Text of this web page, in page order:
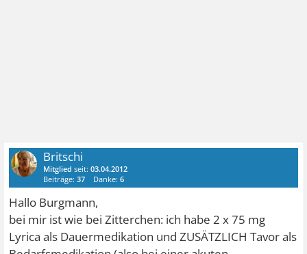
Britschi
Mitglied seit:03.04.2012
Beiträge:37 Danke:6
Hallo Burgmann,
bei mir ist wie bei Zitterchen: ich habe 2 x 75 mg
Lyrica als Dauermedikation und ZUSÄTZLICH Tavor als